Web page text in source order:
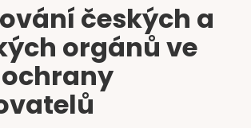
českých a
orgánů ve